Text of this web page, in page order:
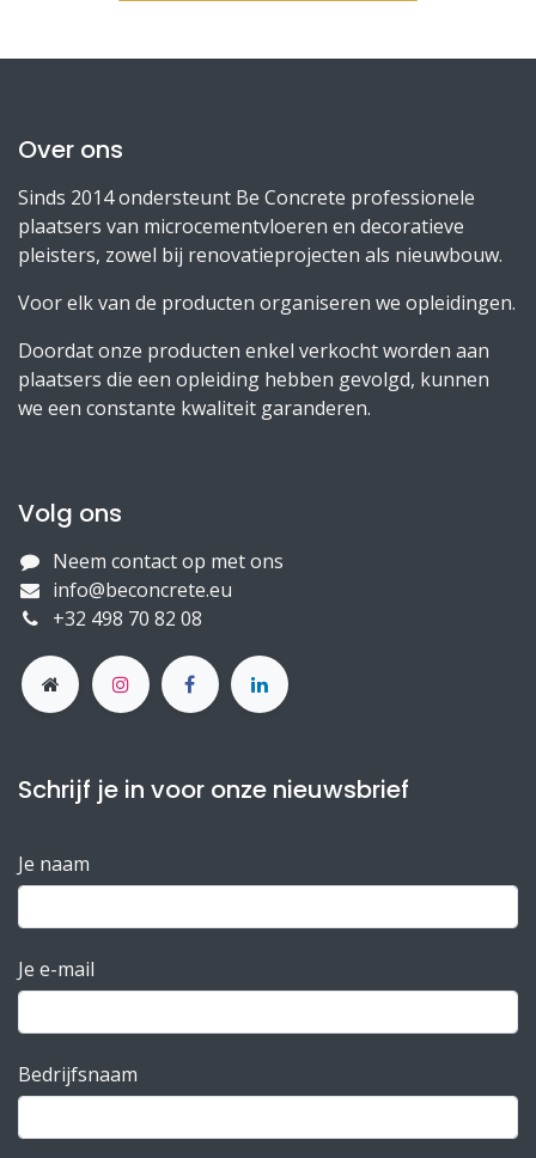
Over ons
Sinds 2014 ondersteunt Be Concrete professionele
plaatsers van microcementvloeren en decoratieve
pleisters, zowel bij renovatieprojecten als nieuwbouw.
Voor elk van de producten organiseren we opleidingen.
Doordat onze producten enkel verkocht worden aan
plaatsers die een opleiding hebben gevolgd, kunnen
we een constante kwaliteit garanderen.
Volg ons
Neem contact op met ons
info@beconcrete.eu
+32 498 70 82 08
Schrijf je in voor onze nieuwsbrief
Je naam
Je e-mail
Bedrijfsnaam